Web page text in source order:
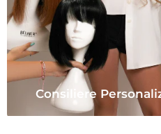
Consiliere